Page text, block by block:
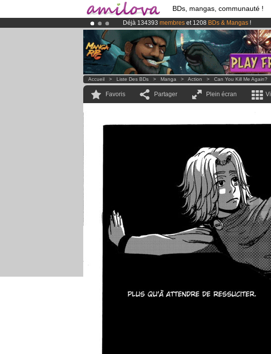
BDs, mangas, communauté !
Déjà 134393 membres et 1208 BDs & Mangas !
LeKickstarter Amilova est désormais lancé!.
Abonnement premium: à partir de
3.95 eurospar mois
Accueil > Liste Des BDs > Manga > Action > Can You Kill Me Again?
Favoris Partager Plein écran